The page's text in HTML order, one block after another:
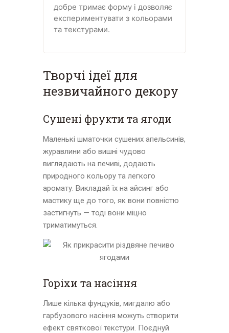
добре тримає форму і дозволяє
експериментувати з кольорами
та текстурами.
Творчі ідеї для
незвичайного декору
Сушені фрукти та ягоди
Маленькі шматочки сушених апельсинів,
журавлини або вишні чудово
виглядають на печиві, додають
природного кольору та легкого
аромату. Викладай їх на айсинг або
мастику ще до того, як вони повністю
застигнуть — тоді вони міцно
триматимуться.
Горіхи та насіння
Лише кілька фундуків, мигдалю або
гарбузового насіння можуть створити
ефект святкової текстури. Поєднуй